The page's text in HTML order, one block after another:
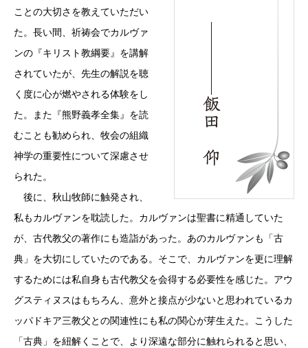
ことの大切さを教えていただい
た。長い間、祈祷会でカルヴァ
ンの『キリスト教綱要』を講解
されていたが、先生の解説を聴
く度に心が燃やされる体験をし
た。また『熊野義孝全集』を読
むことも勧められ、牧会の組織
神学の重要性について深慮させ
られた。
後に、秋山牧師に触発され、
私もカルヴァンを耽読した。カルヴァンは聖書に精通していた
が、古代教父の著作にも造詣があった。あのカルヴァンも「古
典」を大切にしていたのである。そこで、カルヴァンを更に理解
するためには私自身も古代教父を会得する必要性を感じた。アウ
グスティヌスはもちろん、意外と接点が少ないと思われているカ
ッパドキア三教父との関連性にも私の関心が芽生えた。こうした
「古典」を紐解くことで、より深遠な部分に触れられると思い、